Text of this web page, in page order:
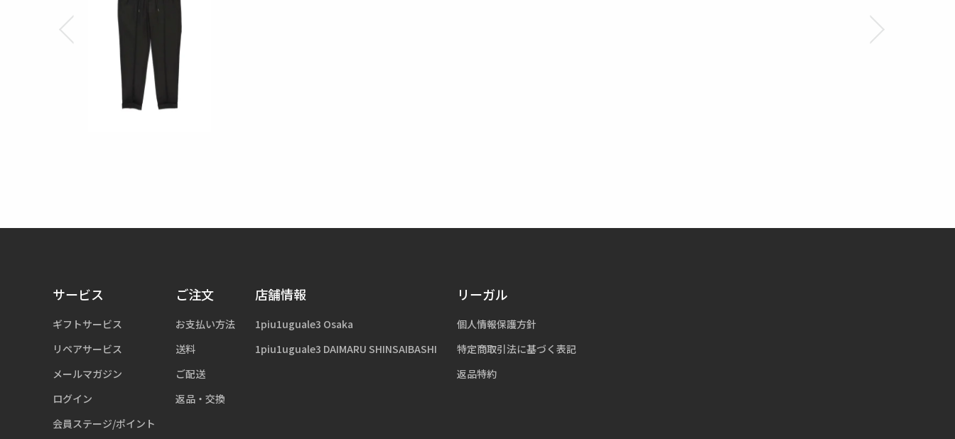
サービス
ギフトサービス
リペアサービス
メールマガジン
ログイン
会員ステージ/ポイント
ご注文
お支払い方法
送料
ご配送
返品・交換
店舗情報
1piu1uguale3 Osaka
1piu1uguale3 DAIMARU SHINSAIBASHI
リーガル
個人情報保護方針
特定商取引法に基づく表記
返品特約